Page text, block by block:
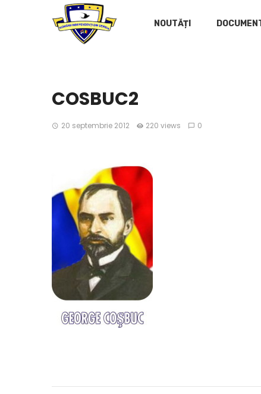
NOUTĂȚI
COSBUC2
20 septembrie 2012 220 views 0